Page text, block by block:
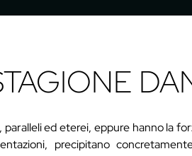
ed eterei, eppure hanno la
precipitano